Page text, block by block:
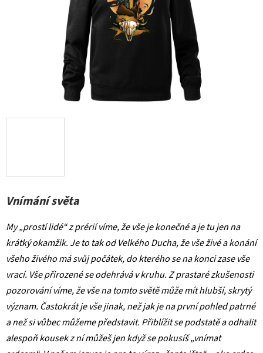
Vnímání světa
My „prostí lidé“ z prérií víme, že vše je konečné a je tu jen na
krátký okamžik. Je to tak od Velkého Ducha, že vše živé a konání
všeho živého má svůj počátek, do kterého se na konci zase vše
vrací. Vše přirozené se odehrává v kruhu. Z prastaré zkušenosti
pozorování víme, že vše na tomto světě může mít hlubší, skrytý
význam. Častokrát je vše jinak, než jak je na první pohled patrné
a než si vůbec můžeme představit. Přiblížit se podstatě a odhalit
alespoň kousek z ní můžeš jen když se pokusíš „vnímat